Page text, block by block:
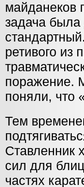
майданеков
задача была
ретивого из
поражение.
поняли, что
Тем
Ставленник
сил для
частях